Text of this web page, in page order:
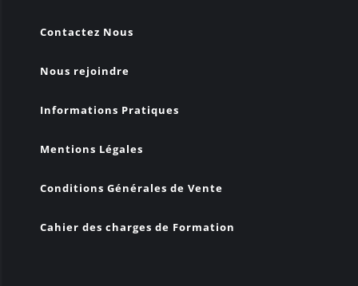
Contactez Nous
Nous rejoindre
Informations Pratiques
Mentions Légales
Conditions Générales de Vente
Cahier des charges de Formation